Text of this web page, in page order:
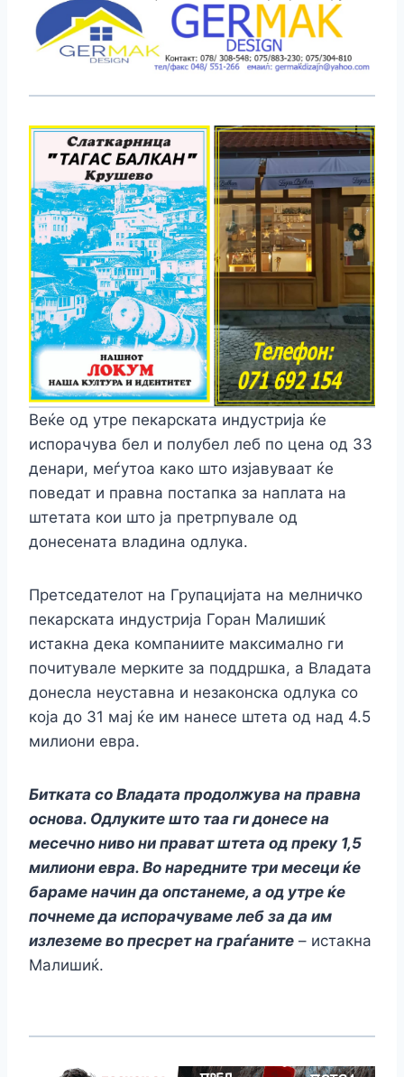
Веќе од утре пекарската индустрија ќе
испорачува бел и полубел леб по цена од 33
денари, меѓутоа како што изјавуваат ќе
поведат и правна постапка за наплата на
штетата кои што ја претрпувале од
донесената владина одлука.
Претседателот на Групацијата на мелничко
пекарската индустрија Горан Малишиќ
истакна дека компаниите максимално ги
почитувале мерките за поддршка, а Владата
донесла неуставна и незаконска одлука со
која до 31 мај ќе им нанесе штета од над 4.5
милиони евра.
Битката со Владата продолжува на правна
основа. Одлуките што таа ги донесе на
месечно ниво ни прават штета од преку 1,5
милиони евра. Во наредните три месеци ќе
бараме начин да опстанеме, а од утре ќе
почнеме да испорачуваме леб за да им
излеземе во пресрет на граѓаните – истакна
Малишиќ.